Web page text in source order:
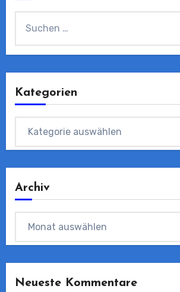
Kategorien
Archiv
Neueste Kommentare